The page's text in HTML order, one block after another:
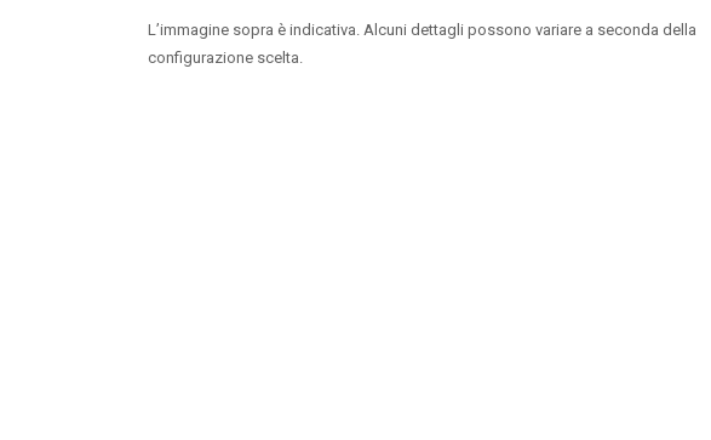
L’immagine sopra è indicativa. Alcuni dettagli possono variare a seconda della
configurazione scelta.